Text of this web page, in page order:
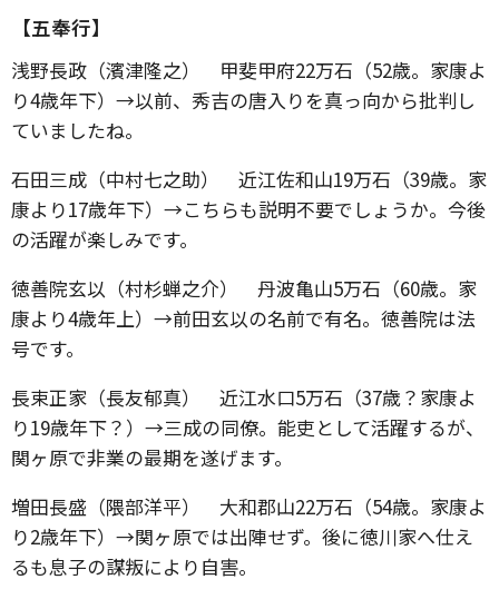
【五奉行】
浅野長政（濱津隆之） 甲斐甲府22万石（52歳。家康よ
り4歳年下）→以前、秀吉の唐入りを真っ向から批判し
ていましたね。
石田三成（中村七之助） 近江佐和山19万石（39歳。家
康より17歳年下）→こちらも説明不要でしょうか。今後
の活躍が楽しみです。
徳善院玄以（村杉蝉之介） 丹波亀山5万石（60歳。家
康より4歳年上）→前田玄以の名前で有名。徳善院は法
号です。
長束正家（長友郁真） 近江水口5万石（37歳？家康よ
り19歳年下？）→三成の同僚。能吏として活躍するが、
関ヶ原で非業の最期を遂げます。
増田長盛（隈部洋平） 大和郡山22万石（54歳。家康よ
り2歳年下）→関ヶ原では出陣せず。後に徳川家へ仕え
るも息子の謀叛により自害。